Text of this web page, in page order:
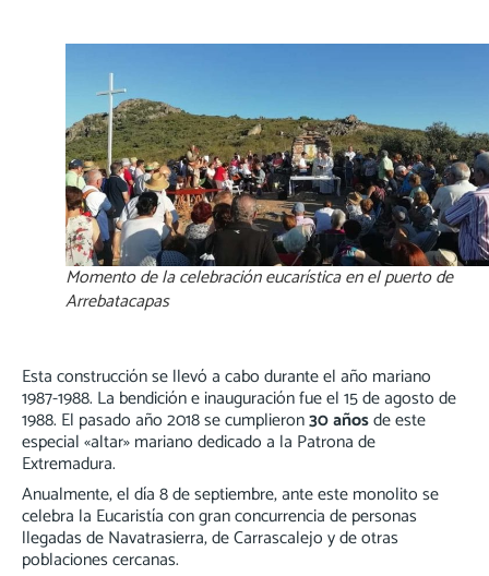
Momento de la celebración eucarística en el puerto de
Arrebatacapas
Esta construcción se llevó a cabo durante el año mariano
1987-1988. La bendición e inauguración fue el 15 de agosto de
1988. El pasado año 2018 se cumplieron30 añosde este
especial «altar» mariano dedicado a la Patrona de
Extremadura.
Anualmente, el día 8 de septiembre, ante este monolito se
celebra la Eucaristía con gran concurrencia de personas
llegadas de Navatrasierra, de Carrascalejo y de otras
poblaciones cercanas.